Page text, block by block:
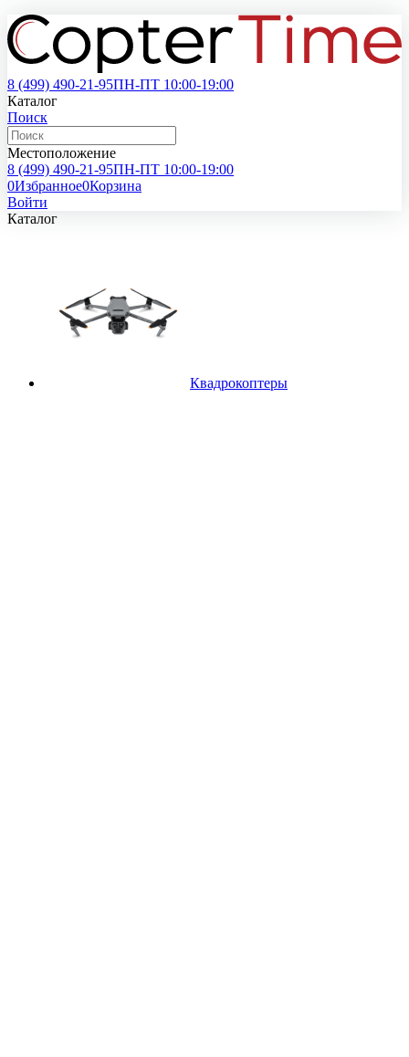
8 (499) 490-21-95ПН-ПТ 10:00-19:00
Каталог
Поиск
Местоположение
8 (499) 490-21-95ПН-ПТ 10:00-19:00
0Избранное0Корзина
Войти
Каталог
Квадрокоптеры